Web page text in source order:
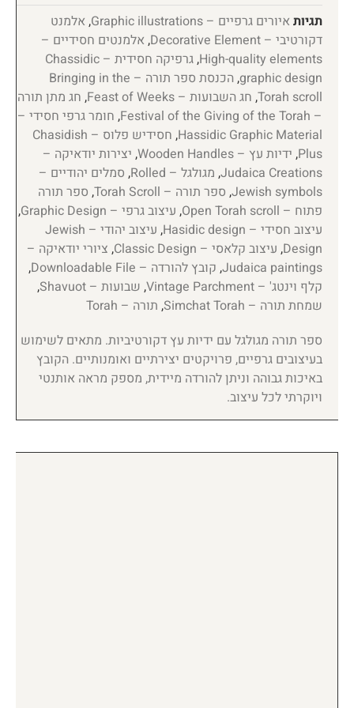
תגיות איורים גרפיים – Graphic illustrations , אלמנט
דקורטיבי – Decorative Element
, אלמנטים חסידיים –
High-quality elements
,
גרפיקה חסידית – Chassidic
graphic design
,
הכנסת ספר תורה – Bringing in the
Torah scroll
, חג השבועות – Feast of Weeks , חג מתן תורה
– Festival of the Giving of the Torah
, חומר גרפי חסידי –
Hassidic Graphic Material
,
חסידיש פלוס – Chasidish
Plus
, ידיות עץ – Wooden Handles , יצירות יודאיקה –
Judaica Creations
, מגולגל – Rolled , סמלים יהודיים –
Jewish symbols
, ספר תורה – Torah Scroll , ספר תורה
פתוח – Open Torah scroll
, עיצוב גרפי – Graphic Design
,
עיצוב חסידי – Hasidic design
,
עיצוב יהודי – Jewish
Design
, עיצוב קלאסי – Classic Design , ציורי יודאיקה –
Judaica paintings
, קובץ להורדה – Downloadable File
,
קלף וינטג' – Vintage Parchment
, שבועות – Shavuot
,
שמחת תורה – Simchat Torah
, תורה – Torah
ספר תורה מגולגל עם ידיות עץ דקורטיביות. מתאים לשימוש
בעיצובים גרפיים, פרויקטים יצירתיים ואומנותיים. הקובץ
באיכות גבוהה וניתן להורדה מיידית, מספק מראה אותנטי
ויוקרתי לכל עיצוב.